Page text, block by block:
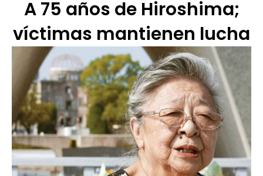
A 75 años de Hiroshima;
víctimas mantienen lucha